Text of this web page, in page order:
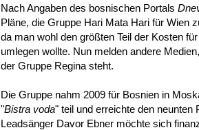
Nach Angaben des bosnischen Portals
Pläne, die Gruppe Hari Mata Hari für Wien
da man wohl den größten Teil der Kosten
umlegen wollte. Nun melden andere
der Gruppe Regina steht.
Die Gruppe nahm 2009 für Bosnien in
"Bistra voda" teil und erreichte den neunten
Leadsänger Davor Ebner möchte sich